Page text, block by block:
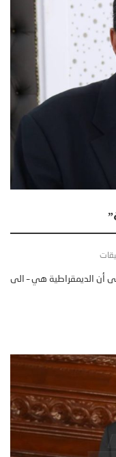
أن الديمقراطية هي – الى